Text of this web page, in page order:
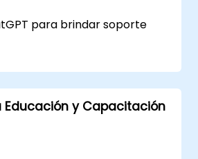
para brindar soporte
chatbots automatizados
por ChatGPT para gestionar
de los clientes.
las mejores prácticas para
Educación y Capacitación